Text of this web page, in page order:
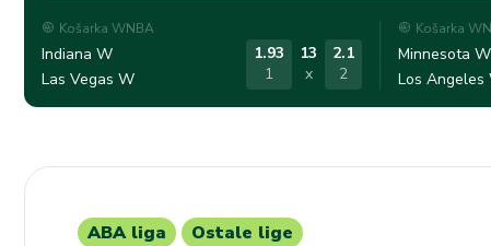
Košarka WNBA
Indiana W
Las Vegas W
1.93
1
13
x
2.1
2
Košarka
Minnesota W
Los Angeles
ABA liga Ostale lige